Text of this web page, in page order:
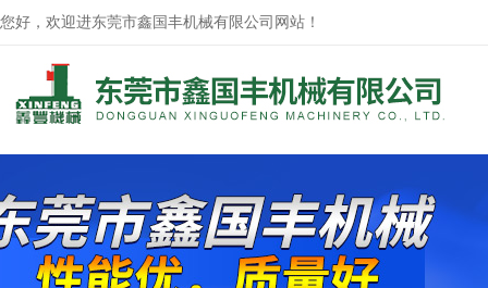
您好，欢迎进东莞市鑫国丰机械有限公司网站！